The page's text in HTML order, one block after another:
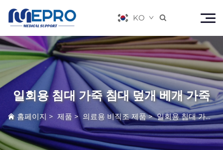
KO 
일회용 침대 가죽 침대 덮개 베개 가죽
홈페이지 > 제품 > 의료용 비직조 제품>일회용 침대 가죽 침대 덮개 베개 가죽